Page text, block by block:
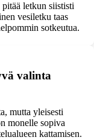
letkun siististi
vesiletku taas
sotkeutua.
valinta
mutta yleisesti
monelle sopiva
kattamisen.